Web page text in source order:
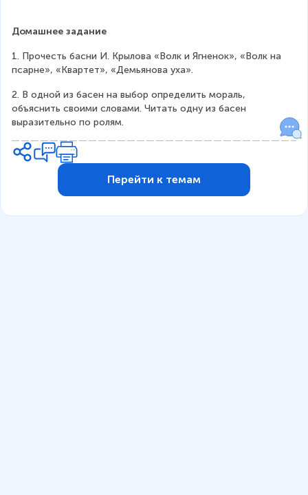
Домашнее задание
1. Прочесть басни И. Крылова «Волк и Ягненок», «Волк на
псарне», «Квартет», «Демьянова уха».
2. В одной из басен на выбор определить мораль,
объяснить своими словами. Читать одну из басен
выразительно по ролям.
Перейти к темам